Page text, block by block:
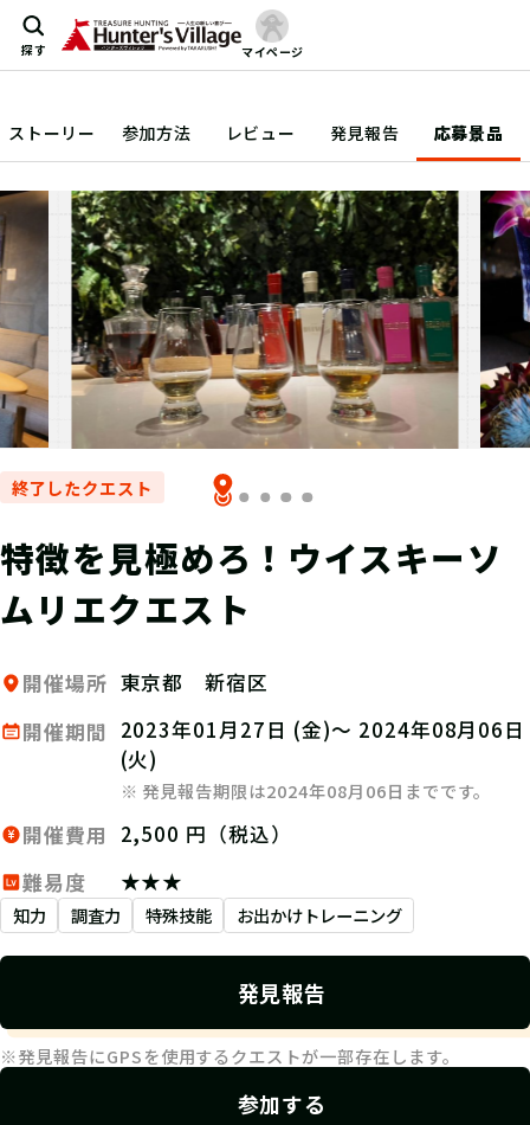
探す マイページ
ストーリー 参加方法 レビュー 発見報告 応募景品
終了したクエスト
特徴を見極めろ！ウイスキーソ
ムリエクエスト
開催場所 東京都 新宿区
開催期間
2023年01月27日 (金)～ 2024年08月06日
(火)
※ 発見報告期限は2024年08月06日までです。
開催費用
2,500 円（税込）
難易度
★★★
知力 調査力 特殊技能 お出かけトレーニング
発見報告
※発見報告にGPSを使用するクエストが一部存在します。
参加する